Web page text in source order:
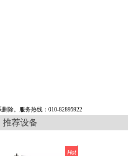
除。服务热线：010-82895922
推荐设备